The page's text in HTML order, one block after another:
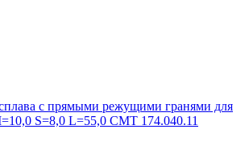
с прямыми режущими гранями для
S=8,0 L=55,0 CMT 174.040.11